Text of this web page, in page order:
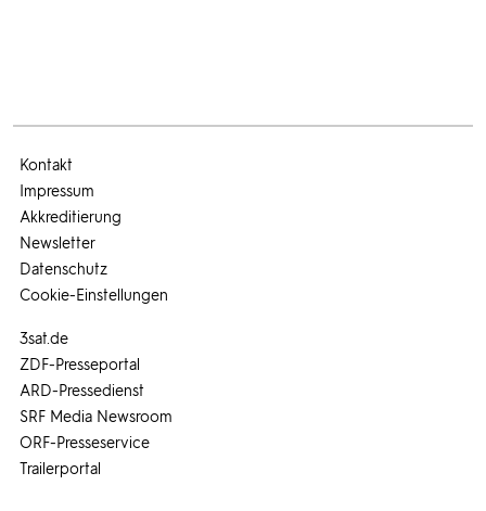
3sat.de
ZDF-Presseportal
ARD-Pressedienst
SRF Media Newsroom
ORF-Presseservice
Trailerportal
Kontakt
Impressum
Akkreditierung
Newsletter
Datenschutz
Cookie-Einstellungen